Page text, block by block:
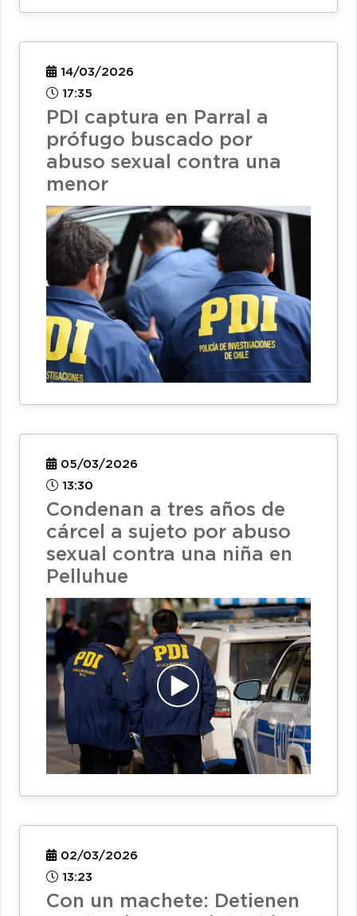
14/03/2026
17:35
PDI captura en Parral a
prófugo buscado por
abuso sexual contra una
menor
05/03/2026
13:30
Condenan a tres años de
cárcel a sujeto por abuso
sexual contra una niña en
Pelluhue
02/03/2026
13:23
Con un machete: Detienen